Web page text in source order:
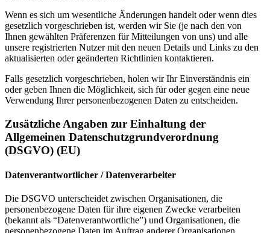
Wenn es sich um wesentliche Änderungen handelt oder wenn dies
gesetzlich vorgeschrieben ist, werden wir Sie (je nach den von
Ihnen gewählten Präferenzen für Mitteilungen von uns) und alle
unsere registrierten Nutzer mit den neuen Details und Links zu den
aktualisierten oder geänderten Richtlinien kontaktieren.
Falls gesetzlich vorgeschrieben, holen wir Ihr Einverständnis ein
oder geben Ihnen die Möglichkeit, sich für oder gegen eine neue
Verwendung Ihrer personenbezogenen Daten zu entscheiden.
Zusätzliche Angaben zur Einhaltung der
Allgemeinen Datenschutzgrundverordnung
(DSGVO) (EU)
Datenverantwortlicher / Datenverarbeiter
Die DSGVO unterscheidet zwischen Organisationen, die
personenbezogene Daten für ihre eigenen Zwecke verarbeiten
(bekannt als “Datenverantwortliche”) und Organisationen, die